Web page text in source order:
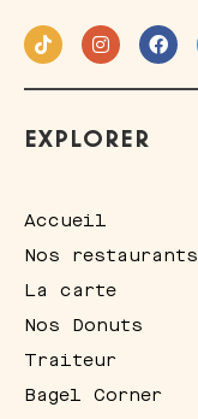
EXPLORER
Accueil
Nos restaurants
La carte
Nos Donuts
Traiteur
Bagel Corner